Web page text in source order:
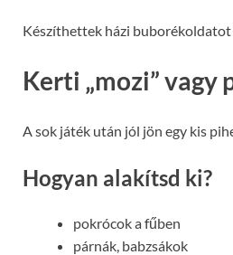
Készíthettek házi buborékoldatot
Kerti „mozi” vagy
A sok játék után jól jön egy kis
Hogyan alakítsd ki?
pokrócok a fűben
párnák, babzsákok